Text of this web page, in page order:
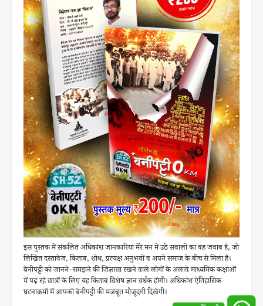
इस पुस्तक में संकलित अधिकांश जानकारियां मेरे मन में उठे सवालों का वह जवाब है, जो
लिखित दस्तावेज, किताब, शोध, प्रत्यक्ष अनुभवों व अपने समाज के बीच से मिला है।
बेनीपट्टी को जानने–समझने की जिज्ञासा रखने वाले लोगों के अलावे माध्यमिक कक्षाओं
में पढ़ रहे छात्रों के लिए यह किताब विशेष ज्ञान वर्धक होगी। अधिकांश ऐतिहासिक
घटनाक्रमों में आपको बेनीपट्टी की मजबूत मौजूदगी दिखेगी।